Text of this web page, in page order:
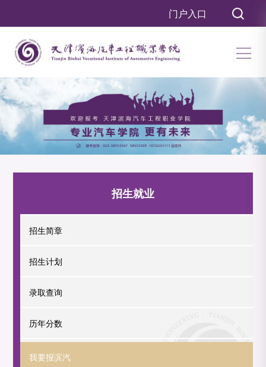
门户入口
招生就业
招生简章
招生计划
录取查询
历年分数
我要报滨汽